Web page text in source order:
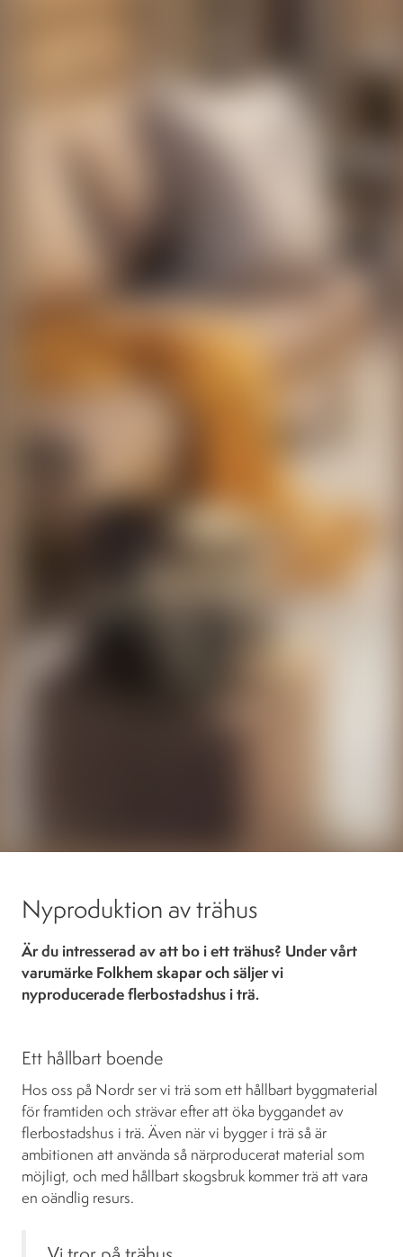
Nyproduktion av trähus
Är du intresserad av att bo i ett trähus? Under vårt
varumärke Folkhem skapar och säljer vi
nyproducerade flerbostadshus i trä.
Ett hållbart boende
Hos oss på Nordr ser vi trä som ett hållbart byggmaterial
för framtiden och strävar efter att öka byggandet av
flerbostadshus i trä. Även när vi bygger i trä så är
ambitionen att använda så närproducerat material som
möjligt, och med hållbart skogsbruk kommer trä att vara
en oändlig resurs.